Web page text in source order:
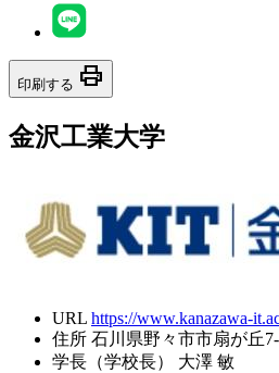
印刷する print
金沢工業大学
URL https://www.kanazawa-
住所 石川県野々市市扇が丘7-
学長（学校長）
大澤 敏